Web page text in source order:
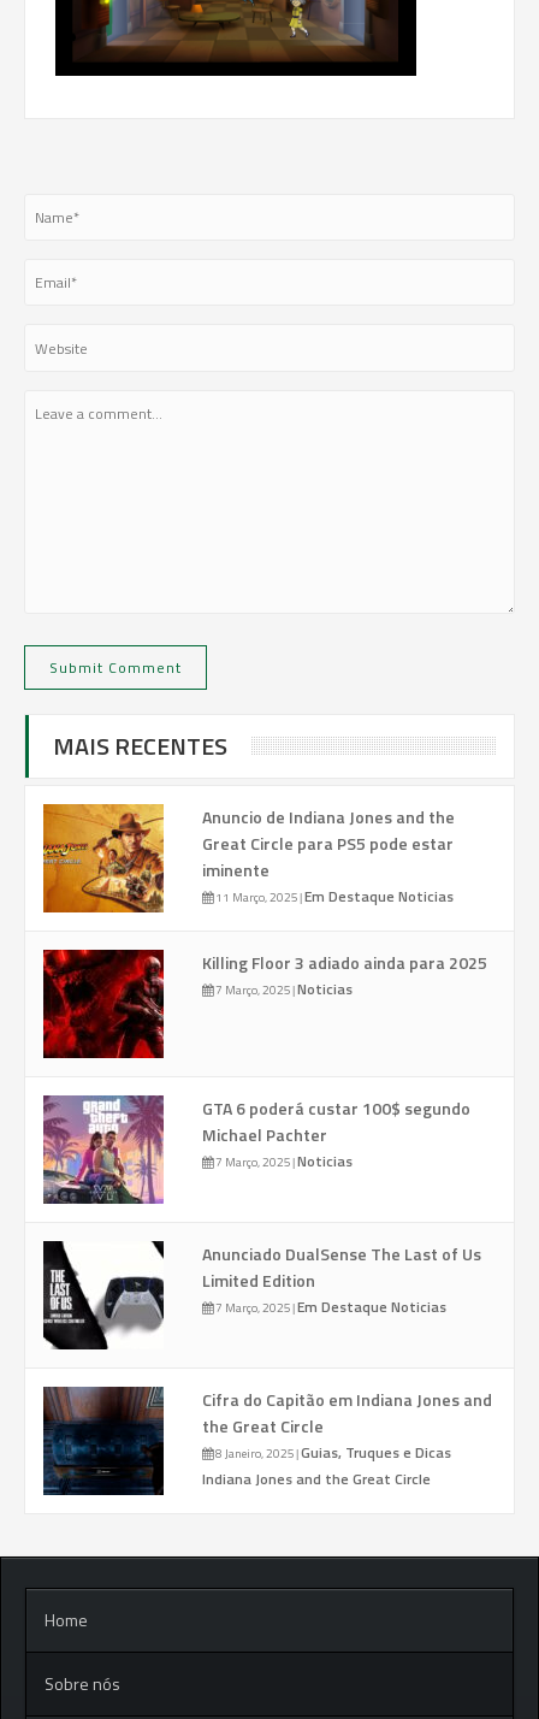
MAIS RECENTES
Anuncio de Indiana Jones and the
Great Circle para PS5 pode estar
iminente
11 Março, 2025|Em Destaque Noticias
Killing Floor 3 adiado ainda para 2025
7 Março, 2025|Noticias
GTA 6 poderá custar 100$ segundo
Michael Pachter
7 Março, 2025|Noticias
Anunciado DualSense The Last of Us
Limited Edition
7 Março, 2025|Em Destaque Noticias
Cifra do Capitão em Indiana Jones and
the Great Circle
8 Janeiro, 2025|Guias, Truques e Dicas
Indiana Jones and the Great Circle
Home
Sobre nós